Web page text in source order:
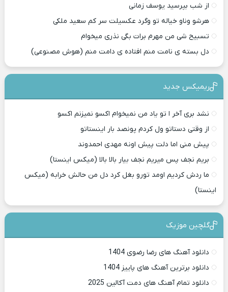
از شب بپرسید یوسف زمانی
هرشو وناو خیاله تو وگرد عکسیلت سر کم سعید ملکی
تسبیح شی من مهرم برات بگی نذری میخوام
دل بسته ی نامت منم افتاده ی دامت منم (هوش مصنوعی)
ریمیکس جدید
نشد بری آخر ا تو یاد من نمیخوام اکسو نمیزنم اکسو
از وقتی دستاتو ول کردم پونصد بار اینستاتو
پیش منی اما دلت پیش اونه مهدی احمدوند
بریم نجف پس میریم نجف بیار بالا بالا (میکس اینستا)
ما ردش کردیم اومد تورو بغل کرد دل من حالش خرابه (میکس
اینستا)
گلچین موزیک
دانلود آهنگ های رضا رضوی 1404
دانلود برترین آهنگ های پاییز 1404
دانلود تمام آهنگ های دمت آکالین 2025